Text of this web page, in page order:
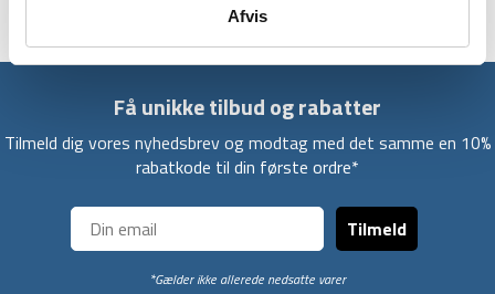
Afvis
Få unikke tilbud og rabatter
Tilmeld dig vores nyhedsbrev og modtag med det samme en 10%
rabatkode til din første ordre*
Tilmeld
*Gælder ikke allerede nedsatte varer